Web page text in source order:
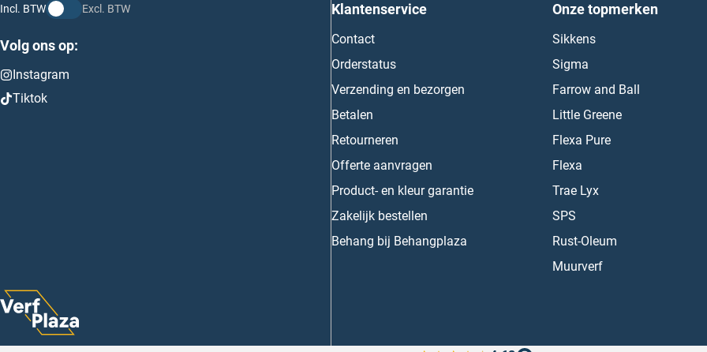
Incl. BTW Excl. BTW
Volg ons op:
Instagram
Tiktok
Klantenservice
Contact
Orderstatus
Verzending en bezorgen
Betalen
Retourneren
Offerte aanvragen
Product- en kleur garantie
Zakelijk bestellen
Behang bij Behangplaza
Onze topmerken
Sikkens
Sigma
Farrow and Ball
Little Greene
Flexa Pure
Flexa
Trae Lyx
SPS
Rust-Oleum
Muurverf